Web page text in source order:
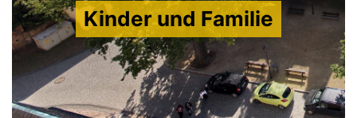
Kinder und Familie